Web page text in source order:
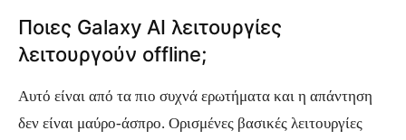
Ποιες Galaxy AI λειτουργίες
λειτουργούν offline;
Αυτό είναι από τα πιο συχνά ερωτήματα και η απάντηση
δεν είναι μαύρο-άσπρο. Ορισμένες βασικές λειτουργίες